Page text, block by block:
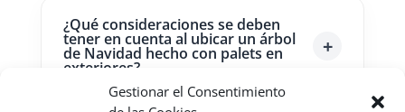
Gestionar el Consentimiento
¿Qué consideraciones se deben
tener en cuenta al ubicar un árbol
de Navidad hecho con palets en
exteriores?